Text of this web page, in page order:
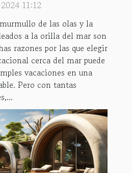
11:12
de las olas y la
a la orilla del mar son
razones por las que elegir
cerca del mar puede
vacaciones en una
Pero con tantas